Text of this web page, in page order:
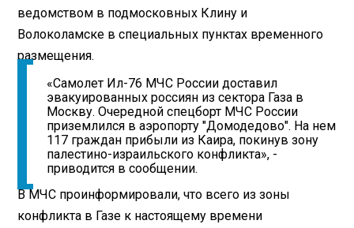
ведомством в подмосковных Клину и
Волоколамске в специальных пунктах временного
размещения.
«Самолет Ил-76 МЧС России доставил
эвакуированных россиян из сектора Газа в
Москву. Очередной спецборт МЧС России
приземлился в аэропорту "Домодедово". На нем
117 граждан прибыли из Каира, покинув зону
палестино-израильского конфликта», -
приводится в сообщении.
В МЧС проинформировали, что всего из зоны
конфликта в Газе к настоящему времени